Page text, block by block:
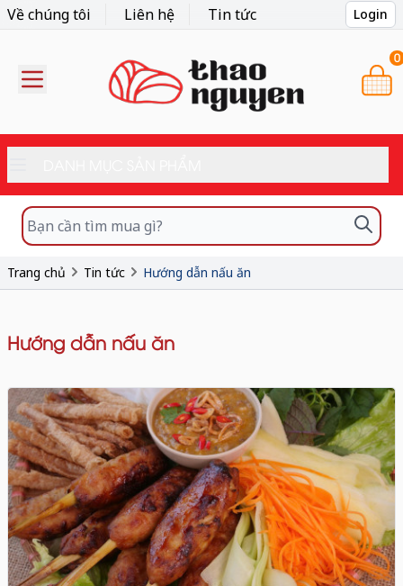
Về chúng tôi Liên hệ Tin tức Login
0
Trang chủ Tin tức Hướng dẫn nấu ăn
Hướng dẫn nấu ăn